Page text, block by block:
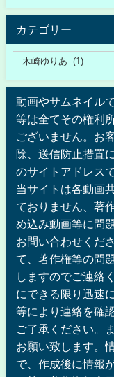
カテゴリー
動画やサムネイル
等は全てその権利
ございません。お
除、送信防止措置
のサイトアドレス
当サイトは各動画
ておりません、著
め込み動画等に問
お問い合わせくだ
て、著作権等の問
しますのでご連絡
にできる限り迅速
等により連絡を確
ご了承ください。
お願い致します。
で、作成後に情報